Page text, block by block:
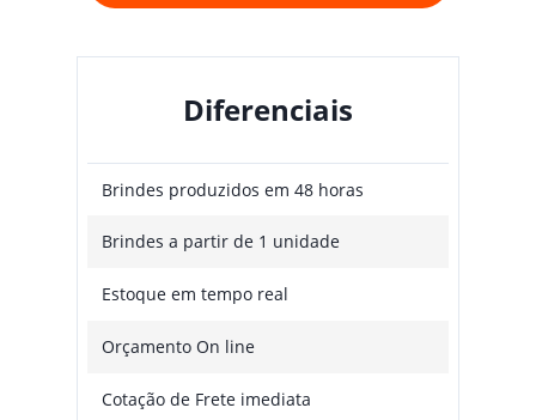
Diferenciais
Brindes produzidos em 48 horas
Brindes a partir de 1 unidade
Estoque em tempo real
Orçamento On line
Cotação de Frete imediata